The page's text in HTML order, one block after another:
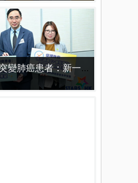
「HER2基因突變肺癌患者：新一代口服標靶藥帶來希望」， 促請政府加快納入藥物名冊，助患者及早受惠